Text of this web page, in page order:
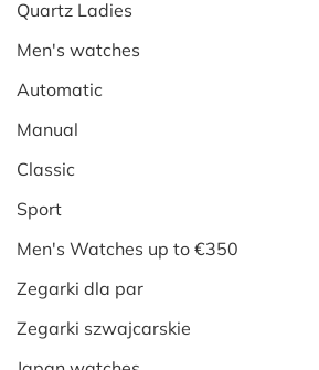
Quartz Ladies
Men's watches
Automatic
Manual
Classic
Sport
Men's Watches up to €350
Zegarki dla par
Zegarki szwajcarskie